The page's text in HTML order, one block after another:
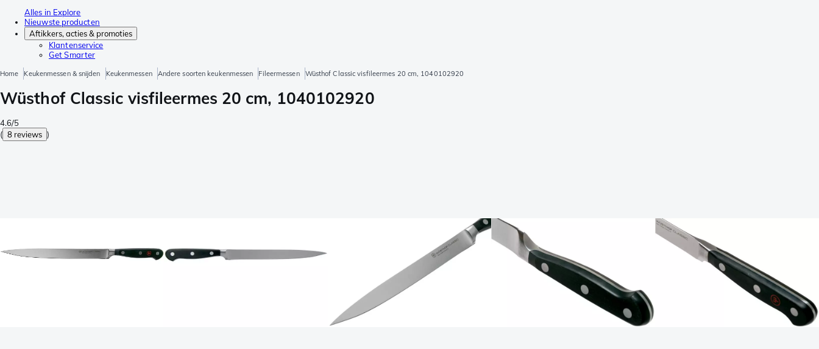
Alles in Explore
Nieuwste producten
Aftikkers, acties & promoties
Klantenservice
Get Smarter
Home Keukenmessen & snijden Keukenmessen Andere soorten keukenmessen Fileermessen Wüsthof Classic visfileermes 20 cm, 1040102920
Wüsthof Classic visfileermes 20 cm, 1040102920
4.6/5
( 8 reviews )